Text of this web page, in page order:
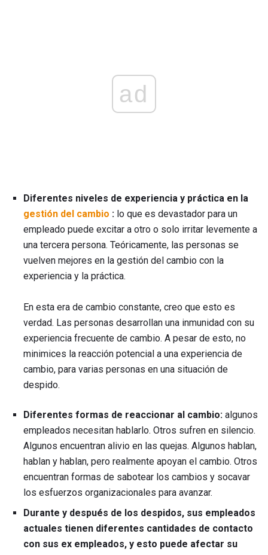
ad
Diferentes niveles de experiencia y práctica en la
gestión del cambio : lo que es devastador para un
empleado puede excitar a otro o solo irritar levemente a
una tercera persona. Teóricamente, las personas se
vuelven mejores en la gestión del cambio con la
experiencia y la práctica.
En esta era de cambio constante, creo que esto es
verdad. Las personas desarrollan una inmunidad con su
experiencia frecuente de cambio. A pesar de esto, no
minimices la reacción potencial a una experiencia de
cambio, para varias personas en una situación de
despido.
Diferentes formas de reaccionar al cambio: algunos
empleados necesitan hablarlo. Otros sufren en silencio.
Algunos encuentran alivio en las quejas. Algunos hablan,
hablan y hablan, pero realmente apoyan el cambio. Otros
encuentran formas de sabotear los cambios y socavar
los esfuerzos organizacionales para avanzar.
Durante y después de los despidos, sus empleados
actuales tienen diferentes cantidades de contacto
con sus ex empleados, y esto puede afectar su